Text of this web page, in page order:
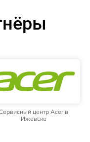
центр Acer в
Ижевске